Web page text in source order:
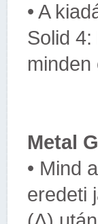
• A
Solid
Metal
• Mind
eredeti